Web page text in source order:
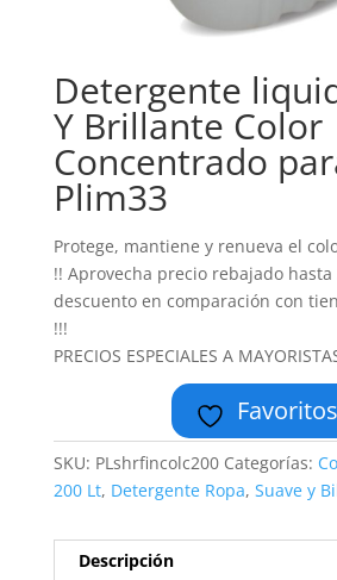
Detergente
Y Brillante Color
Concentrado
Plim33
Protege, mantiene y renueva el
!! Aprovecha precio rebajado hasta
descuento en comparación con
!!!
PRECIOS ESPECIALES A
Favoritos
SKU: PLshrfincolc200 Categorías:
200 Lt, Detergente Ropa, Suave y
Descripción